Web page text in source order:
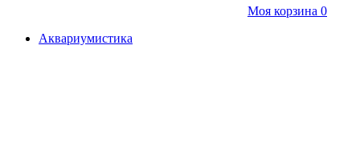
Моя корзина 0
Аквариумистика